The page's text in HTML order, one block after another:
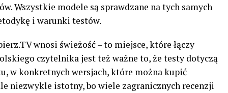
Wszystkie modele są sprawdzane na tych samych
i warunki testów.
wnosi świeżość – to miejsce, które łączy
czytelnika jest też ważne to, że testy dotyczą
w konkretnych wersjach, które można kupić
niezwykle istotny, bo wiele zagranicznych recenzji